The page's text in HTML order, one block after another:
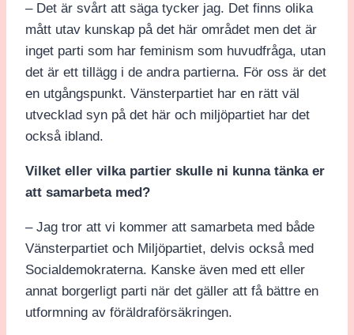
– Det är svårt att säga tycker jag. Det finns olika
mått utav kunskap på det här området men det är
inget parti som har feminism som huvudfråga, utan
det är ett tillägg i de andra partierna. För oss är det
en utgångspunkt. Vänsterpartiet har en rätt väl
utvecklad syn på det här och miljöpartiet har det
också ibland.
Vilket eller vilka partier skulle ni kunna tänka er
att samarbeta med?
– Jag tror att vi kommer att samarbeta med både
Vänsterpartiet och Miljöpartiet, delvis också med
Socialdemokraterna. Kanske även med ett eller
annat borgerligt parti när det gäller att få bättre en
utformning av föräldraförsäkringen.